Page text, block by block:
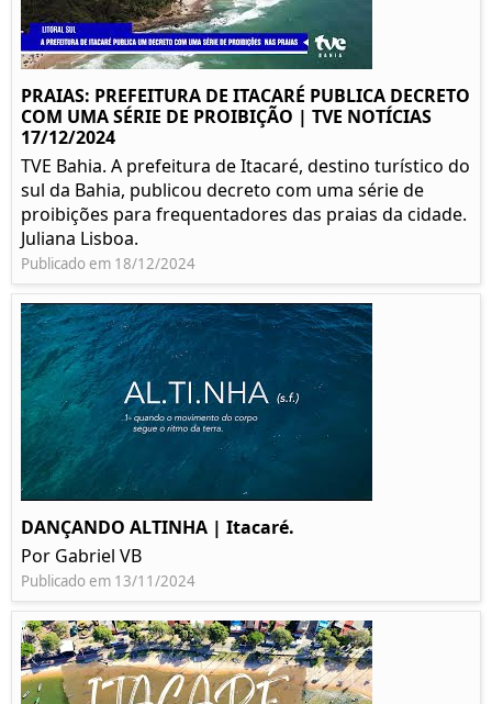
PRAIAS: PREFEITURA DE ITACARÉ PUBLICA DECRETO
COM UMA SÉRIE DE PROIBIÇÃO | TVE NOTÍCIAS
17/12/2024
TVE Bahia. A prefeitura de Itacaré, destino turístico do
sul da Bahia, publicou decreto com uma série de
proibições para frequentadores das praias da cidade.
Juliana Lisboa.
Publicado em 18/12/2024
DANÇANDO ALTINHA | Itacaré.
Por Gabriel VB
Publicado em 13/11/2024